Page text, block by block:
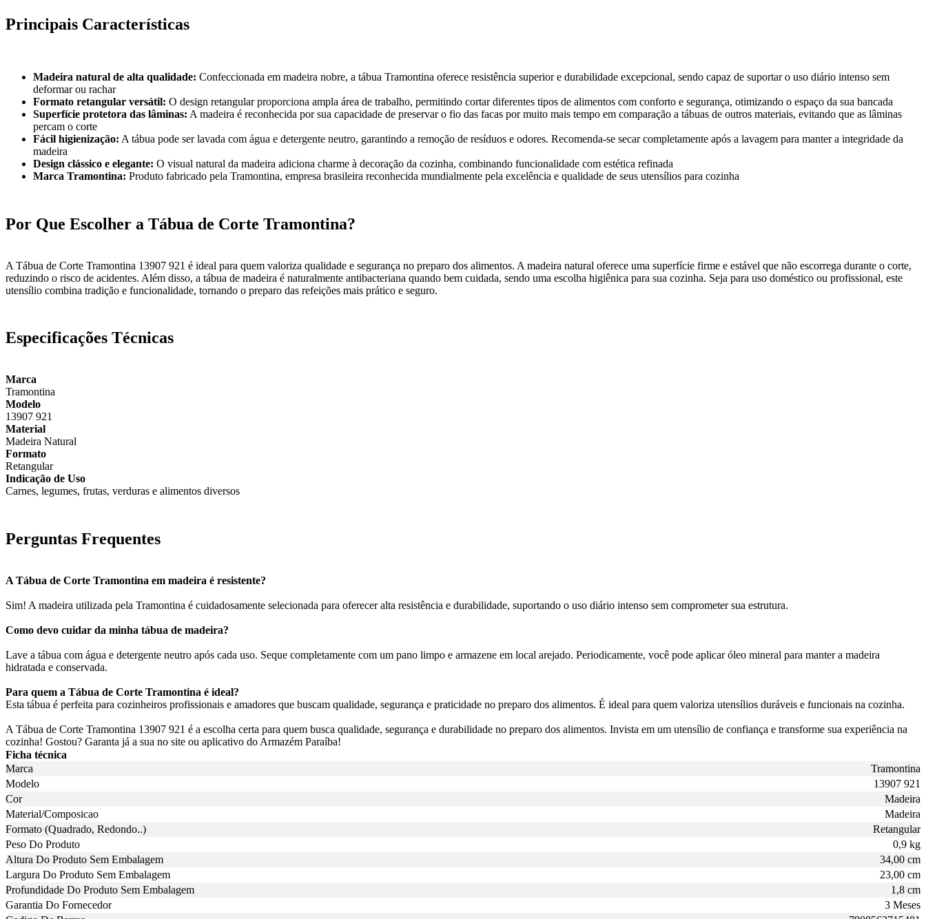
Principais Características
Madeira natural de alta qualidade: Confeccionada em madeira nobre, a tábua Tramontina oferece resistência superior e durabilidade excepcional, sendo capaz de suportar o uso diário intenso sem
deformar ou rachar
Formato retangular versátil: O design retangular proporciona ampla área de trabalho, permitindo cortar diferentes tipos de alimentos com conforto e segurança, otimizando o espaço da sua bancada
Superfície protetora das lâminas: A madeira é reconhecida por sua capacidade de preservar o fio das facas por muito mais tempo em comparação a tábuas de outros materiais, evitando que as lâminas
percam o corte
Fácil higienização: A tábua pode ser lavada com água e detergente neutro, garantindo a remoção de resíduos e odores. Recomenda-se secar completamente após a lavagem para manter a integridade da
madeira
Design clássico e elegante: O visual natural da madeira adiciona charme à decoração da cozinha, combinando funcionalidade com estética refinada
Marca Tramontina: Produto fabricado pela Tramontina, empresa brasileira reconhecida mundialmente pela excelência e qualidade de seus utensílios para cozinha
Por Que Escolher a Tábua de Corte Tramontina?
A Tábua de Corte Tramontina 13907 921 é ideal para quem valoriza qualidade e segurança no preparo dos alimentos. A madeira natural oferece uma superfície firme e estável que não escorrega durante o corte,
reduzindo o risco de acidentes. Além disso, a tábua de madeira é naturalmente antibacteriana quando bem cuidada, sendo uma escolha higiênica para sua cozinha. Seja para uso doméstico ou profissional, este
utensílio combina tradição e funcionalidade, tornando o preparo das refeições mais prático e seguro.
Especificações Técnicas
Marca
Tramontina
Modelo
13907 921
Material
Madeira Natural
Formato
Retangular
Indicação de Uso
Carnes, legumes, frutas, verduras e alimentos diversos
Perguntas Frequentes
A Tábua de Corte Tramontina em madeira é resistente?
Sim! A madeira utilizada pela Tramontina é cuidadosamente selecionada para oferecer alta resistência e durabilidade, suportando o uso diário intenso sem comprometer sua estrutura.
Como devo cuidar da minha tábua de madeira?
Lave a tábua com água e detergente neutro após cada uso. Seque completamente com um pano limpo e armazene em local arejado. Periodicamente, você pode aplicar óleo mineral para manter a madeira
hidratada e conservada.
Para quem a Tábua de Corte Tramontina é ideal?
Esta tábua é perfeita para cozinheiros profissionais e amadores que buscam qualidade, segurança e praticidade no preparo dos alimentos. É ideal para quem valoriza utensílios duráveis e funcionais na cozinha.
A Tábua de Corte Tramontina 13907 921 é a escolha certa para quem busca qualidade, segurança e durabilidade no preparo dos alimentos. Invista em um utensílio de confiança e transforme sua experiência na
cozinha! Gostou? Garanta já a sua no site ou aplicativo do Armazém Paraíba!
Ficha técnica
Marca
Tramontina
Modelo
13907 921
Cor
Madeira
Material/Composicao
Madeira
Formato (Quadrado, Redondo..)
Retangular
Peso Do Produto
0,9 kg
Altura Do Produto Sem Embalagem
34,00 cm
Largura Do Produto Sem Embalagem
23,00 cm
Profundidade Do Produto Sem Embalagem
1,8 cm
Garantia Do Fornecedor
3 Meses